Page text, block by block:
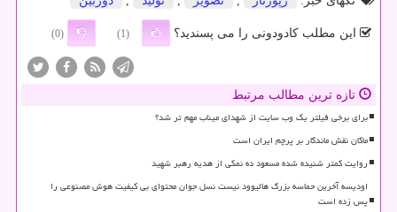
این مطلب کادودونی را می پسندید؟ (1)
(0)
تازه ترین مطالب مرتبط
برای برخی فیلتر یک وب سایت از شهدای میناب مهم تر شد؟
ماکان نقش ماندگار بر پرچم ایران است
روایت کمتر شنیده شده مسعود ده نمکی از هدیه رهبر شهید
اودیسه آخرین حماسه بزرگ هالیوود نیست نسل جوان محتوای بی کیفیت هوش مصنوعی را
پس زده است